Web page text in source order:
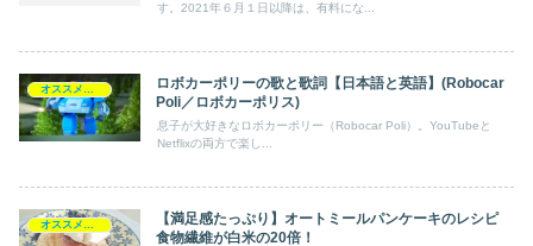
す。2021年６月１日以降は、有料にな...
オススメ記事
ロボカーポリーの歌と歌詞【日本語と英語】(Robocar
Poli／ロボカーポリス)
息子が大好きなロボカーポリー（Robocar Poli）。YouTubeと
Netflixの両方で楽し...
オススメ記事
【満足感たっぷり】オートミールパンケーキのレシピ
食物繊維が白米の20倍！